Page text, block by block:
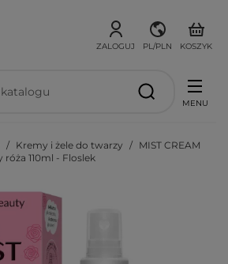
ZALOGUJ PL/PLN KOSZYK
MENU
Kremy i żele do twarzy
MIST CREAM
110ml - Floslek